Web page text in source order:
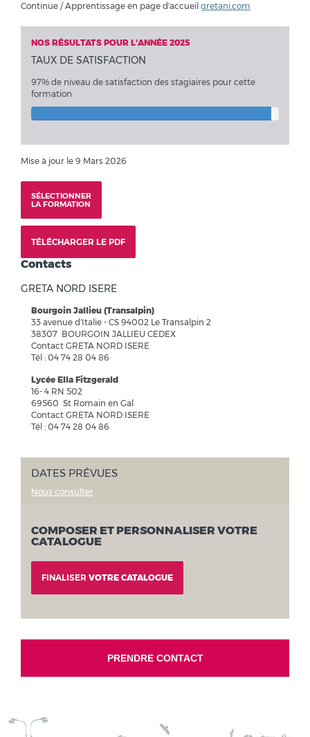
Continue / Apprentissage en page d'accueil gretani.com
NOS RÉSULTATS POUR L'ANNÉE 2025
TAUX DE SATISFACTION
97% de niveau de satisfaction des stagiaires pour cette
formation
Mise à jour le 9 Mars 2026
SÉLECTIONNER
LA FORMATION
TÉLÉCHARGER LE PDF
Contacts
GRETA NORD ISERE
Bourgoin Jallieu (Transalpin)
33 avenue d'Italie - CS 94002 Le Transalpin 2
38307 BOURGOIN JALLIEU CEDEX
Contact GRETA NORD ISERE
Tél : 04 74 28 04 86
Lycée Ella Fitzgerald
16- 4 RN 502
69560 St Romain en Gal
Contact GRETA NORD ISERE
Tél : 04 74 28 04 86
DATES PRÉVUES
Nous consulter
COMPOSER ET PERSONNALISER VOTRE
CATALOGUE
FINALISER VOTRE CATALOGUE
PRENDRE CONTACT